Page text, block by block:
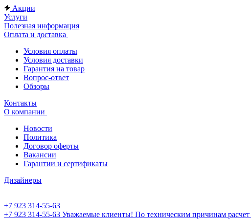
Акции
Услуги
Полезная информация
Оплата и доставка
Условия оплаты
Условия доставки
Гарантия на товар
Вопрос-ответ
Обзоры
Контакты
О компании
Новости
Политика
Договор оферты
Вакансии
Гарантии и сертификаты
Дизайнеры
+7 923 314-55-63
+7 923 314-55-63 Уважаемые клиенты! По техническим причинам расчет